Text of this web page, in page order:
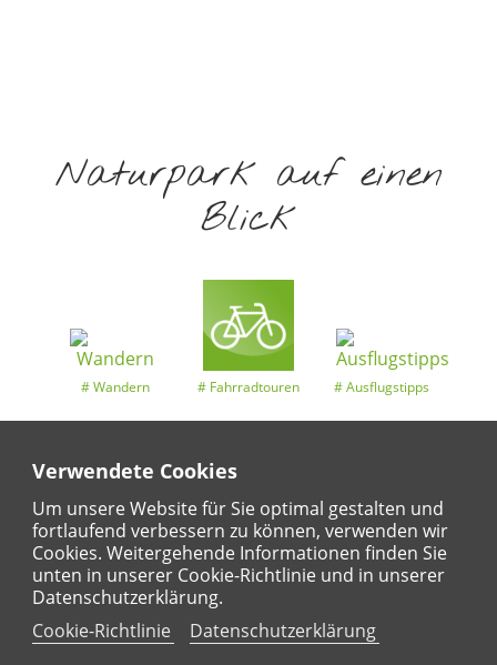
Verwendete Cookies
Um unsere Website für Sie optimal gestalten und
fortlaufend verbessern zu können, verwenden wir
Cookies. Weitergehende Informationen finden Sie
unten in unserer Cookie-Richtlinie und in unserer
Datenschutzerklärung.
Cookie-Richtlinie
Datenschutzerklärung
Naturpark auf einen
Blick
Wandern Fahrradtouren Ausflugstipps
Entdeckertouren Ansichten Kalender
Regional Karte Für Kinder